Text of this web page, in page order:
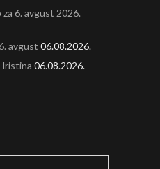
6. avgust 2026.
avgust 06.08.2026.
06.08.2026.